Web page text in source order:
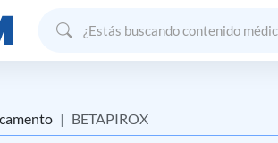
BETAPIROX